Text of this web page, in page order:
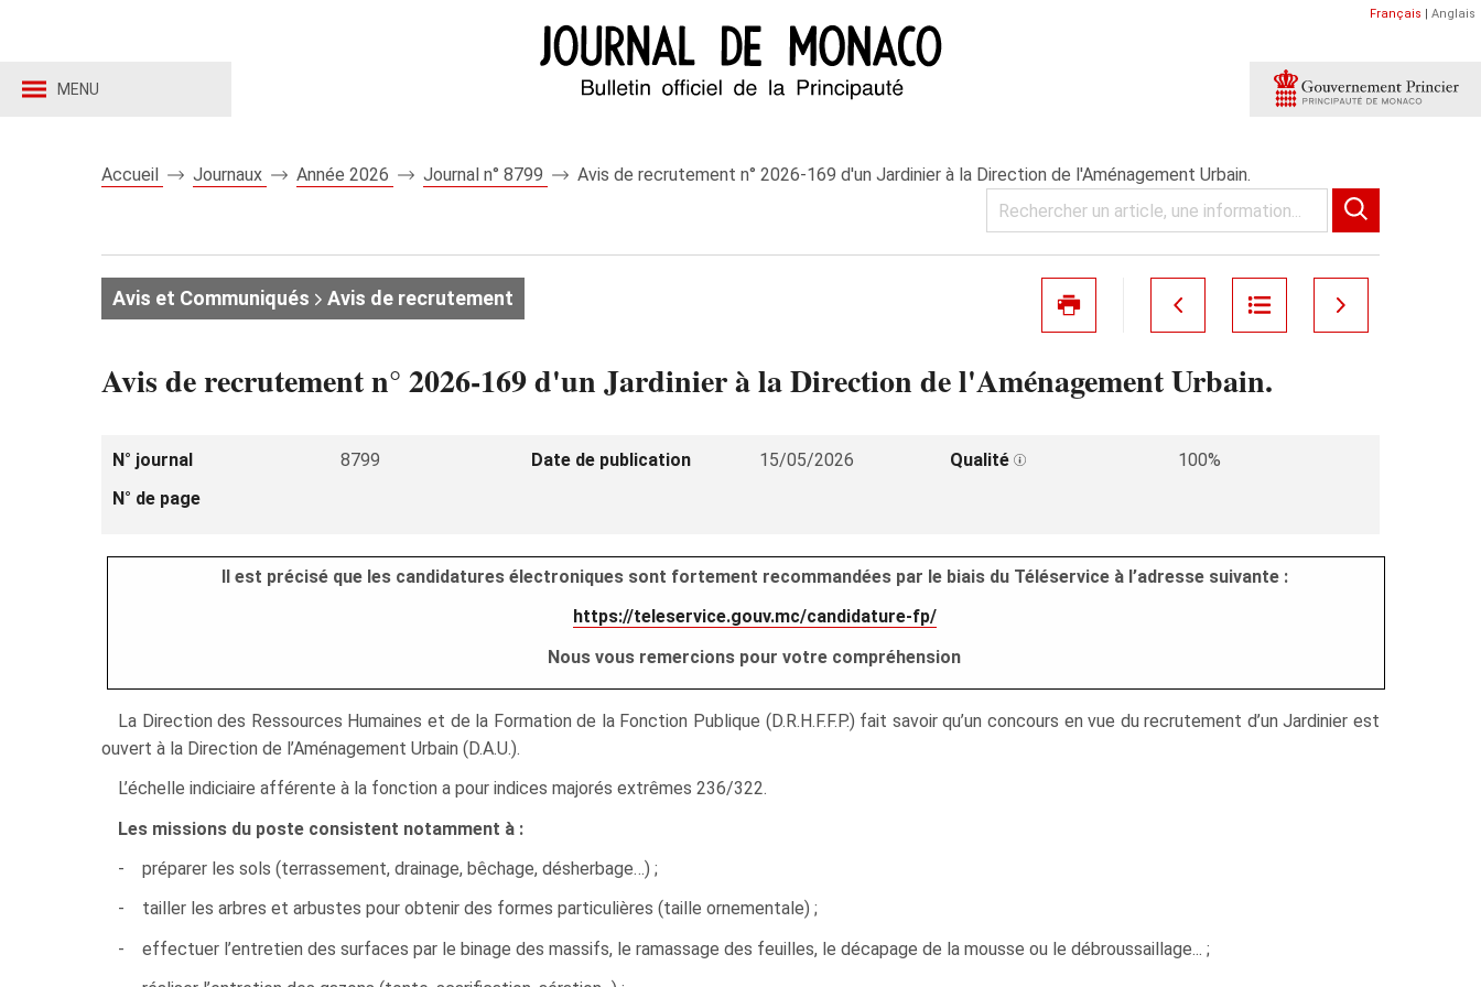
MENU
Français | Anglais
Accueil Journaux Année 2026 Journal n° 8799 Avis de recrutement n° 2026-169 d'un Jardinier à la Direction de l'Aménagement Urbain.
Avis et Communiqués Avis de recrutement
Avis de recrutement n° 2026-169 d'un Jardinier à la Direction de l'Aménagement Urbain.
N° journal 8799 Date de publication 15/05/2026 Qualité
100%
N° de page
Il est précisé que les candidatures électroniques sont fortement recommandées par le biais du Téléservice à l’adresse suivante :
https://teleservice.gouv.mc/candidature-fp/
Nous vous remercions pour votre compréhension
La Direction des Ressources Humaines et de la Formation de la Fonction Publique (D.R.H.F.F.P.) fait savoir qu’un concours en vue du recrutement d’un Jardinier est
ouvert à la Direction de l’Aménagement Urbain (D.A.U.).
L’échelle indiciaire afférente à la fonction a pour indices majorés extrêmes 236/322.
Les missions du poste consistent notamment à :
- préparer les sols (terrassement, drainage, bêchage, désherbage…) ;
- tailler les arbres et arbustes pour obtenir des formes particulières (taille ornementale) ;
- effectuer l’entretien des surfaces par le binage des massifs, le ramassage des feuilles, le décapage de la mousse ou le débroussaillage... ;